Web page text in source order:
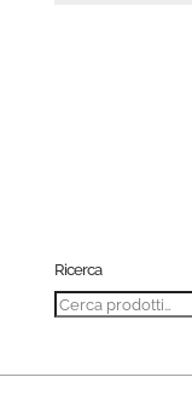
Ricerca
Cerca: